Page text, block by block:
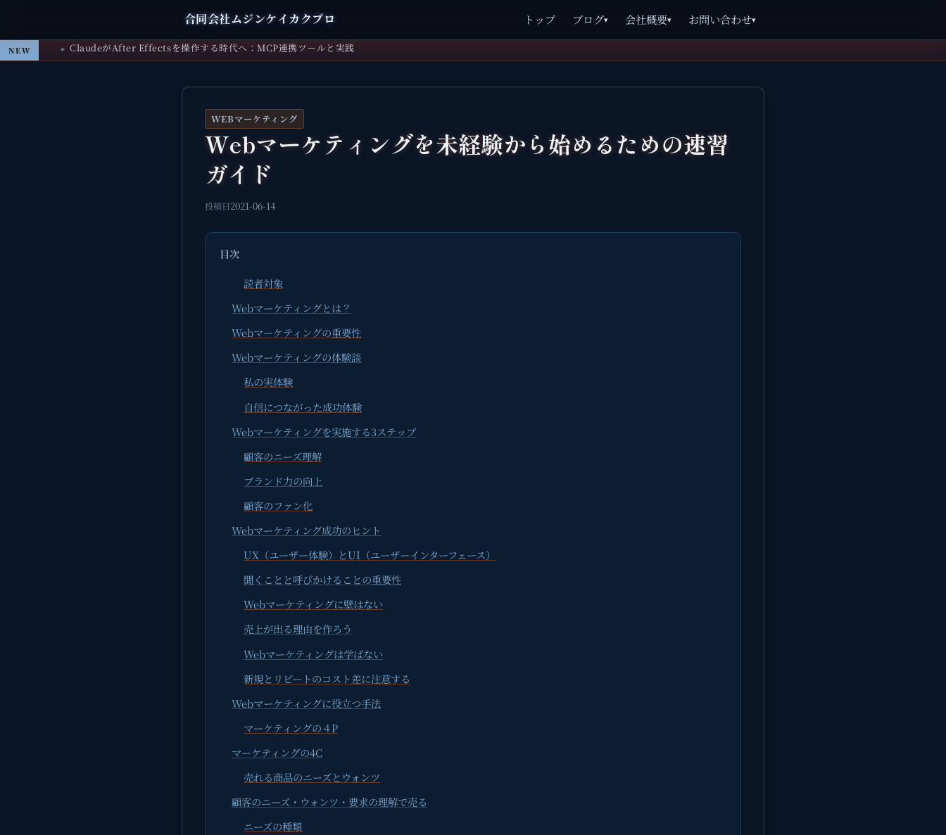
合同会社ムジンケイカクプロ トップ ブログ▾ 会社概要▾ お問い合わせ▾
NEW ClaudeがAfter Effectsを操作する時代へ：MCP連携ツールと実践
Claude Codeを「育てる」プラグイン「claude-smart」を海外ソースで検証｜Windowsインストール実録
WEBマーケティング
Webマーケティングを未経験から始めるための速習
ガイド
投稿日2021-06-14
目次
読者対象
Webマーケティングとは？
Webマーケティングの重要性
Webマーケティングの体験談
私の実体験
自信につながった成功体験
Webマーケティングを実施する3ステップ
顧客のニーズ理解
ブランド力の向上
顧客のファン化
Webマーケティング成功のヒント
UX（ユーザー体験）とUI（ユーザーインターフェース）
聞くことと呼びかけることの重要性
Webマーケティングに壁はない
売上が出る理由を作ろう
Webマーケティングは学ばない
新規とリピートのコスト差に注意する
Webマーケティングに役立つ手法
マーケティングの４P
マーケティングの4C
売れる商品のニーズとウォンツ
顧客のニーズ・ウォンツ・要求の理解で売る
ニーズの種類